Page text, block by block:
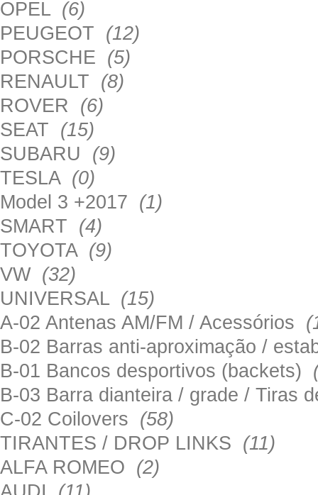
OPEL (6)
PEUGEOT (12)
PORSCHE (5)
RENAULT (8)
ROVER (6)
SEAT (15)
SUBARU (9)
TESLA (0)
Model 3 +2017 (1)
SMART (4)
TOYOTA (9)
VW (32)
UNIVERSAL (15)
A-02 Antenas AM/FM / Acessórios
B-02 Barras anti-aproximação /
B-01 Bancos desportivos (backets)
B-03 Barra dianteira / grade / Tiras
C-02 Coilovers (58)
TIRANTES / DROP LINKS (11)
ALFA ROMEO (2)